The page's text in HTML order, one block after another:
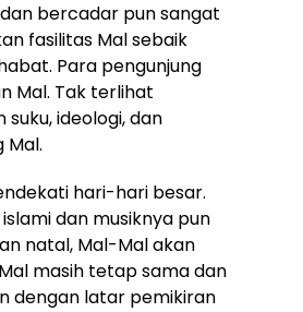
bercadar pun sangat
fasilitas Mal sebaik
Para pengunjung
Mal. Tak terlihat
ideologi, dan
Mal.
hari-hari besar.
dan musiknya pun
natal, Mal-Mal akan
masih tetap sama dan
dengan latar pemikiran